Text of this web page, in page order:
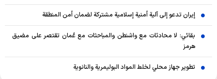
إيران تدعو إلى آلية أمنية إسلامية مشتركة لضمان أمن المنطقة
بقائي: لا محادثات مع واشنطن والمباحثات مع عُمان تقتصر على مضيق
هرمز
تطوير جهاز محلي لخلط المواد البوليمرية والنانوية